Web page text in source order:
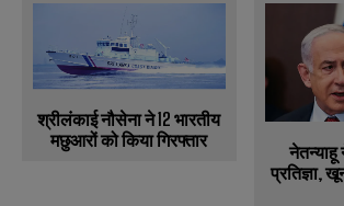
श्रीलंकाई नौसेना ने 12 भारतीय
मछुआरों को किया गिरफ्तार
नेतन्याहू
प्रतिज्ञा,